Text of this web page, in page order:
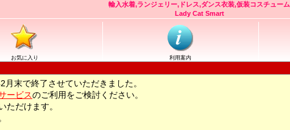
輸入水着,ランジェリー,ドレス,ダンス衣装,仮装コスチューム
Lady Cat Smart
お気に入り 利用案内
末で終了させていただきました。
ービスのご利用をご検討ください。
ただけます。